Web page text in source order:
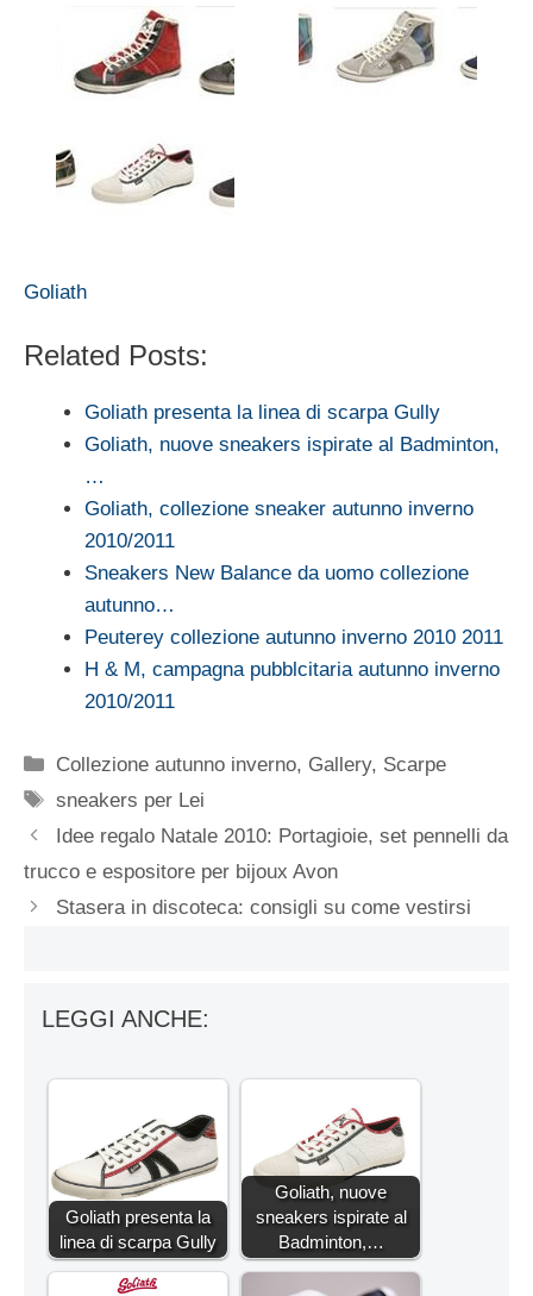
Goliath
Related Posts:
Goliath presenta la linea di scarpa Gully
Goliath, nuove sneakers ispirate al Badminton,
…
Goliath, collezione sneaker autunno inverno
2010/2011
Sneakers New Balance da uomo collezione
autunno…
Peuterey collezione autunno inverno 2010 2011
H & M, campagna pubblcitaria autunno inverno
2010/2011
Categorie
Collezione autunno inverno, Gallery, Scarpe
Tag
sneakers per Lei
Idee regalo Natale 2010: Portagioie, set pennelli da
trucco e espositore per bijoux Avon
Stasera in discoteca: consigli su come vestirsi
LEGGI ANCHE:
Goliath presenta la
linea di scarpa Gully
Goliath, nuove
sneakers ispirate al
Badminton,…